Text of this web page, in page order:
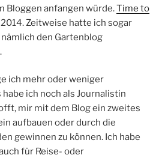
Bloggen anfangen würde.Time to
Zeitweise hatte ich sogar
den Gartenblog
ich mehr oder weniger
ich noch als Journalistin
mir mit dem Blog ein zweites
aufbauen oder durch die
gewinnen zu können. Ich habe
für Reise- oder